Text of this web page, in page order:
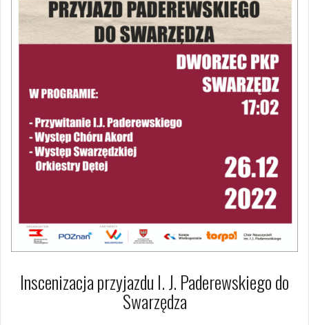
Inscenizacja przyjazdu I. J. Paderewskiego do
Swarzędza